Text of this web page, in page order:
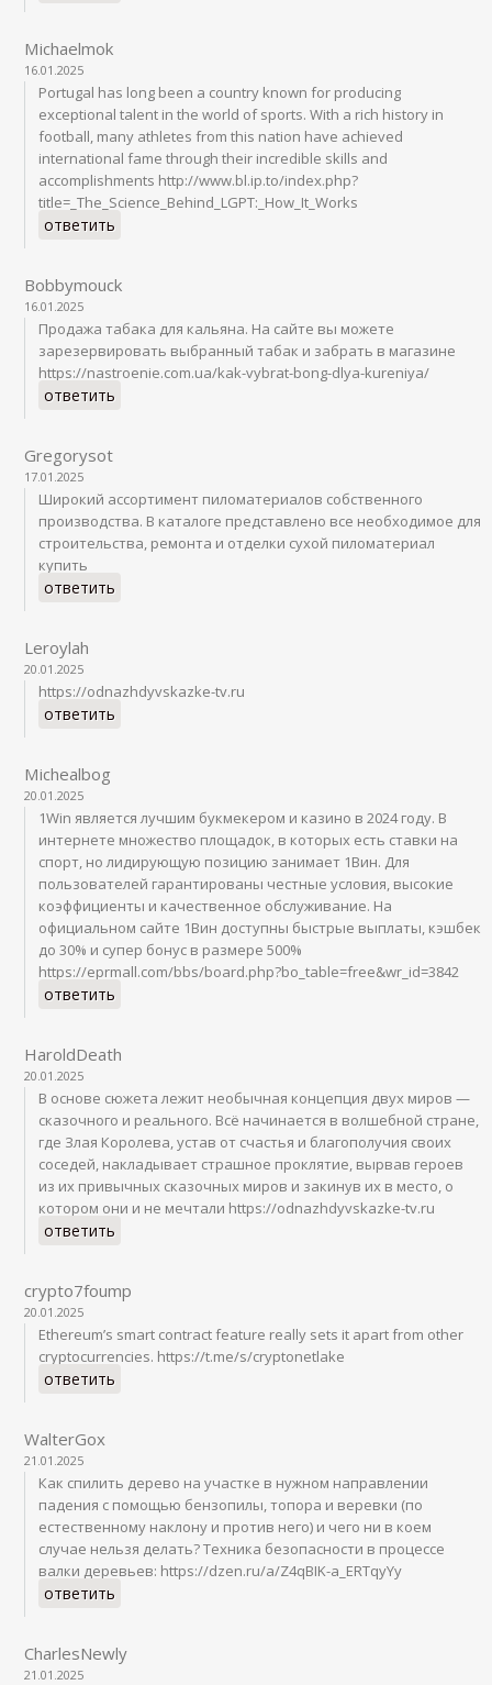
Michaelmok
16.01.2025
Portugal has long been a country known for producing
exceptional talent in the world of sports. With a rich history in
football, many athletes from this nation have achieved
international fame through their incredible skills and
accomplishments http://www.bl.ip.to/index.php?
title=_The_Science_Behind_LGPT:_How_It_Works
ответить
Bobbymouck
16.01.2025
Продажа табака для кальяна. На сайте вы можете
зарезервировать выбранный табак и забрать в магазине
https://nastroenie.com.ua/kak-vybrat-bong-dlya-kureniya/
ответить
Gregorysot
17.01.2025
Широкий ассортимент пиломатериалов собственного
производства. В каталоге представлено все необходимое для
строительства, ремонта и отделки сухой пиломатериал
купить
ответить
Leroylah
20.01.2025
https://odnazhdyvskazke-tv.ru
ответить
Michealbog
20.01.2025
1Win является лучшим букмекером и казино в 2024 году. В
интернете множество площадок, в которых есть ставки на
спорт, но лидирующую позицию занимает 1Вин. Для
пользователей гарантированы честные условия, высокие
коэффициенты и качественное обслуживание. На
официальном сайте 1Вин доступны быстрые выплаты, кэшбек
до 30% и супер бонус в размере 500%
https://eprmall.com/bbs/board.php?bo_table=free&wr_id=3842
ответить
HaroldDeath
20.01.2025
В основе сюжета лежит необычная концепция двух миров —
сказочного и реального. Всё начинается в волшебной стране,
где Злая Королева, устав от счастья и благополучия своих
соседей, накладывает страшное проклятие, вырвав героев
из их привычных сказочных миров и закинув их в место, о
котором они и не мечтали https://odnazhdyvskazke-tv.ru
ответить
crypto7foump
20.01.2025
Ethereum’s smart contract feature really sets it apart from other
cryptocurrencies. https://t.me/s/cryptonetlake
ответить
WalterGox
21.01.2025
Как спилить дерево на участке в нужном направлении
падения с помощью бензопилы, топора и веревки (по
естественному наклону и против него) и чего ни в коем
случае нельзя делать? Техника безопасности в процессе
валки деревьев: https://dzen.ru/a/Z4qBIK-a_ERTqyYy
ответить
CharlesNewly
21.01.2025